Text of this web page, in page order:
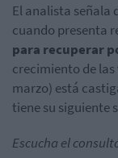
El analista señala
cuando presenta
para recuperar
crecimiento de las
marzo) está
tiene su siguiente
Escucha el